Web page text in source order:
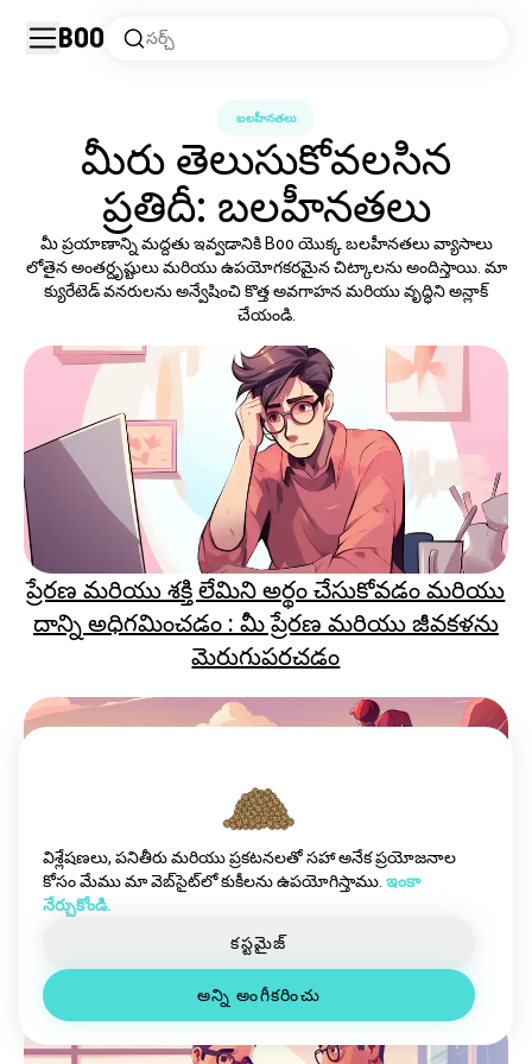
Boo సర్చ్
బలహీనతలు
మీరు తెలుసుకోవలసిన
ప్రతిదీ: బలహీనతలు
మీ ప్రయాణాన్ని మద్దతు ఇవ్వడానికి Boo యొక్క బలహీనతలు వ్యాసాలు
లోతైన అంతర్దృష్టులు మరియు ఉపయోగకరమైన చిట్కాలను అందిస్తాయి. మా
క్యురేటెడ్ వనరులను అన్వేషించి కొత్త అవగాహన మరియు వృద్ధిని అన్లాక్
చేయండి.
ప్రేరణ మరియు శక్తి లేమిని అర్థం చేసుకోవడం మరియు
దాన్ని అధిగమించడం : మీ ప్రేరణ మరియు జీవకళను
మెరుగుపరచడం
మీ విలువ పెంచండి: పరిమిత లక్షణాల నుండి విముక్తి
పొందడం
విశ్లేషణలు, పనితీరు మరియు ప్రకటనలతో సహా అనేక ప్రయోజనాల
కోసం మేము మా వెబ్‌సైట్‌లో కుకీలను ఉపయోగిస్తాము. ఇంకా
నేర్చుకోండి.
కస్టమైజ్
అన్ని అంగీకరించు